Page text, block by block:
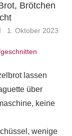
Brötchen
1. Oktober 2023
lassen
über
keine
wenige